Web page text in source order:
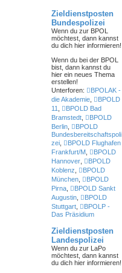
Zieldienstposten
Bundespolizei
Wenn du zur BPOL
möchtest, dann kannst
du dich hier informieren!
Wenn du bei der BPOL
bist , dann kannst du
hier ein neues Thema
erstellen!
Unterforen:
BPOLAK -
die Akademie
BPOLD
11
BPOLD Bad
Bramstedt
BPOLD
Berlin
BPOLD
Bundesbereitschaftspoli
zei
BPOLD Flughafen
Frankfurt/M
BPOLD
Hannover
BPOLD
Koblenz
BPOLD
München
BPOLD
Pirna
BPOLD Sankt
Augustin
BPOLD
Stuttgart
BPOLP -
Das Präsidium
Zieldienstposten
Landespolizei
Wenn du zur LaPo
möchtest, dann kannst
du dich hier informieren!